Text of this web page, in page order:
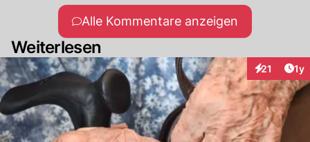
Alle Kommentare anzeigen
Weiterlesen
21 1y